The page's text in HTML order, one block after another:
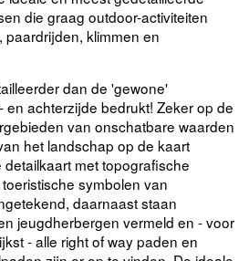
die graag outdoor-activiteiten
klimmen en
dan de 'gewone'
en achterzijde bedrukt! Zeker op de
van onschatbare waarden
het landschap op de kaart
met topografische
symbolen van
daarnaast staan
jeugdherbergen vermeld en - voor
- alle right of way paden en